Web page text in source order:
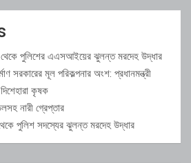
থেকে পুলিশের এএসআইয়ের ঝুলন্ত মরদেহ উদ্ধার
সরকারের মূল পরিকল্পনার অংশ: প্রধানমন্ত্রী
কৃষক
নারী গ্রেপ্তার
পুলিশ সদস্যের ঝুলন্ত মরদেহ উদ্ধার